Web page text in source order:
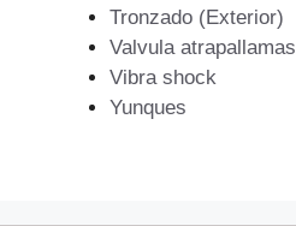
Tronzado (Exterior)
Valvula atrapallamas
Vibra shock
Yunques